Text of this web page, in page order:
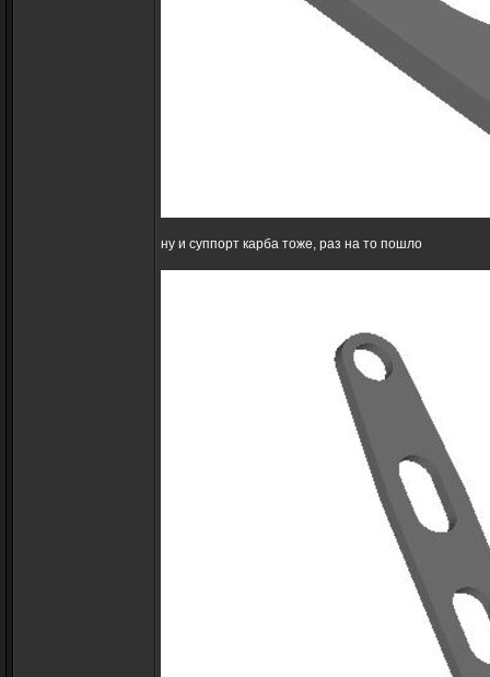
ну и суппорт карба тоже, раз на то пошло